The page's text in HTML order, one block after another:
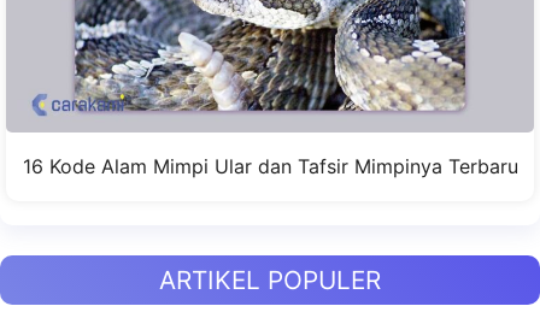
16 Kode Alam Mimpi Ular dan Tafsir Mimpinya Terbaru
ARTIKEL POPULER